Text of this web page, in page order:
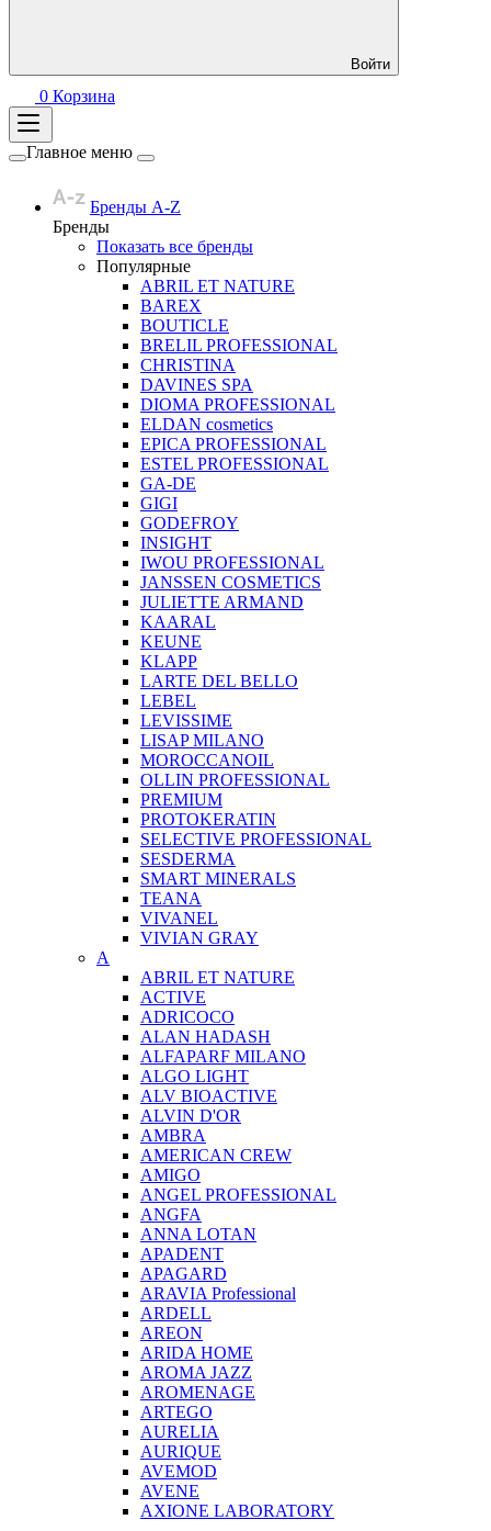
Войти
0 Корзина
Главное меню
Бренды A-Z
Бренды
Показать все бренды
Популярные
ABRIL ET NATURE
BAREX
BOUTICLE
BRELIL PROFESSIONAL
CHRISTINA
DAVINES SPA
DIOMA PROFESSIONAL
ELDAN cosmetics
EPICA PROFESSIONAL
ESTEL PROFESSIONAL
GA-DE
GIGI
GODEFROY
INSIGHT
IWOU PROFESSIONAL
JANSSEN COSMETICS
JULIETTE ARMAND
KAARAL
KEUNE
KLAPP
LARTE DEL BELLO
LEBEL
LEVISSIME
LISAP MILANO
MOROCCANOIL
OLLIN PROFESSIONAL
PREMIUM
PROTOKERATIN
SELECTIVE PROFESSIONAL
SESDERMA
SMART MINERALS
TEANA
VIVANEL
VIVIAN GRAY
A
ABRIL ET NATURE
ACTIVE
ADRICOCO
ALAN HADASH
ALFAPARF MILANO
ALGO LIGHT
ALV BIOACTIVE
ALVIN D'OR
AMBRA
AMERICAN CREW
AMIGO
ANGEL PROFESSIONAL
ANGFA
ANNA LOTAN
APADENT
APAGARD
ARAVIA Professional
ARDELL
AREON
ARIDA HOME
AROMA JAZZ
AROMENAGE
ARTEGO
AURELIA
AURIQUE
AVEMOD
AVENE
AXIONE LABORATORY